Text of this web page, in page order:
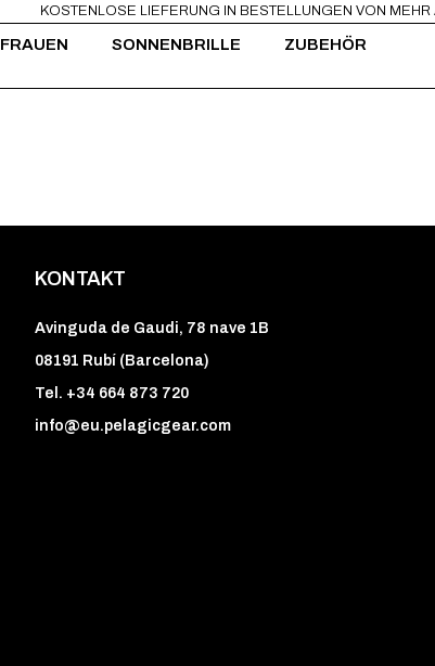
KOSTENLOSE LIEFERUNG IN BESTELLUNGEN VON
FRAUEN SONNENBRILLE
ZUBEHÖR
KONTAKT
Avinguda de Gaudi, 78 nave 1B
08191 Rubí (Barcelona)
Tel. +34 664 873 720
info@eu.pelagicgear.com